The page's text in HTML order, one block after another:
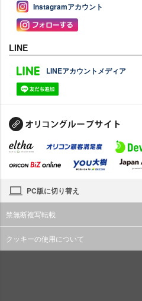
Instagramアカウント
LINE
LINEアカウントメディア
PC版に切り替え
禁無断複写転載
クッキーの使用について